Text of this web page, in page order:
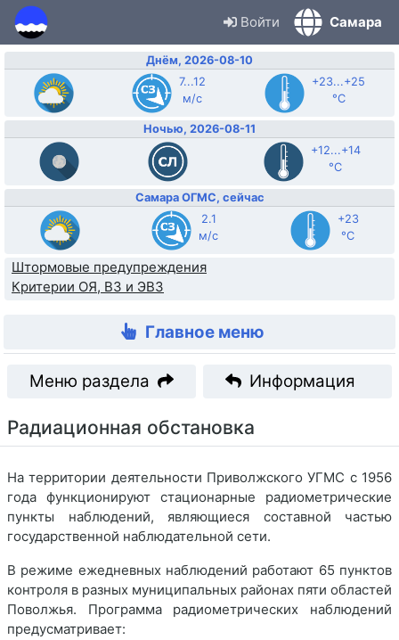
Войти Самара
Днём, 2026-08-10
7...12
м/с
+23...+25
°C
Ночью, 2026-08-11
+12...+14
°C
Самара ОГМС, сейчас
2.1
м/с
+23
°C
Штормовые предупреждения
Критерии ОЯ, ВЗ и ЭВЗ
Главное меню
Меню раздела Информация
Радиационная обстановка
На территории деятельности Приволжского УГМС с 1956
года функционируют стационарные радиометрические
пункты наблюдений, являющиеся составной частью
государственной наблюдательной сети.
В режиме ежедневных наблюдений работают 65 пунктов
контроля в разных муниципальных районах пяти областей
Поволжья. Программа радиометрических наблюдений
предусматривает: